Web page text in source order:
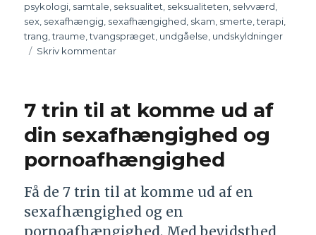
psykologi, samtale, seksualitet, seksualiteten, selvværd,
sex, sexafhængig, sexafhængighed, skam, smerte,terapi,
trang,traume,tvangspræget, undgåelse, undskyldninger
Skriv kommentar
som
afhængig
gå
i
gruppe?
7 trin til at komme ud af
din sexafhængighed og
pornoafhængighed
Få de 7 trin til at komme ud af en
sexafhængighed og en